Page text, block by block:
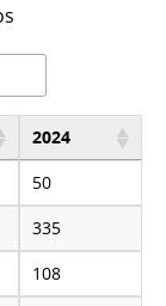
2024
50
335
108